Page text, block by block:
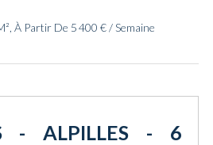
À Partir De 5 400 € / Semaine
- ALPILLES - 6